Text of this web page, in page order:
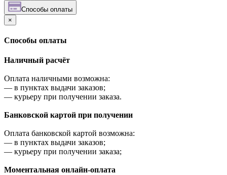
Cпособы оплаты
×
Cпособы оплаты
Наличный расчёт
Оплата наличными возможна:
— в пунктах выдачи заказов;
— курьеру при получении заказа.
Банковской картой при получении
Оплата банковской картой возможна:
— в пунктах выдачи заказов;
— курьеру при получении заказа;
Моментальная онлайн-оплата